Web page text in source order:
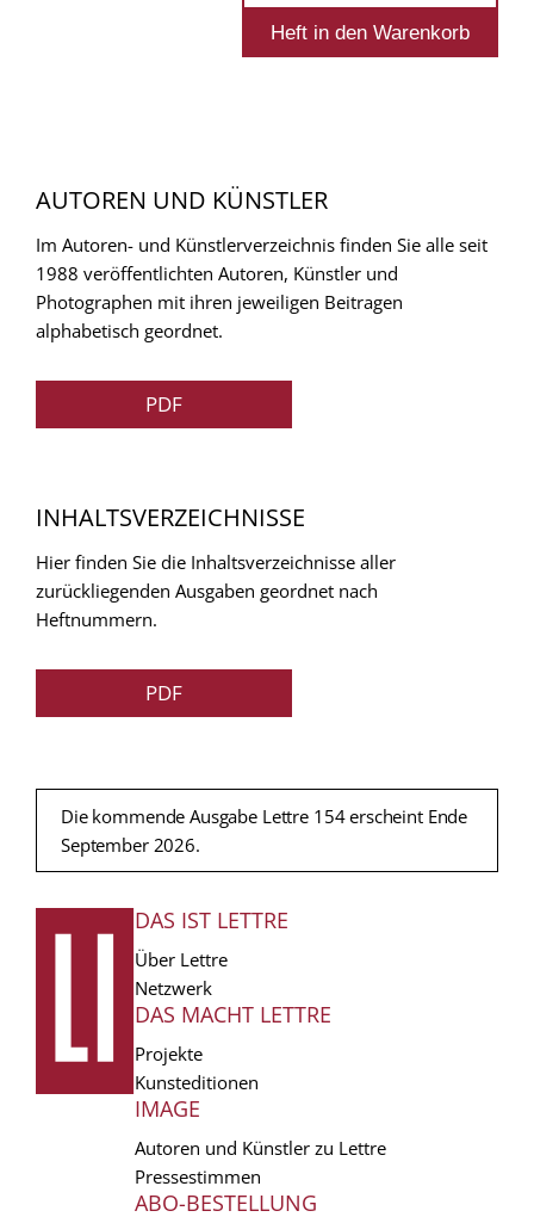
AUTOREN UND KÜNSTLER
Im Autoren- und Künstlerverzeichnis finden Sie alle seit
1988 veröffentlichten Autoren, Künstler und
Photographen mit ihren jeweiligen Beitragen
alphabetisch geordnet.
PDF
INHALTSVERZEICHNISSE
Hier finden Sie die Inhaltsverzeichnisse aller
zurückliegenden Ausgaben geordnet nach
Heftnummern.
PDF
Die kommende Ausgabe Lettre 154 erscheint Ende
September 2026.
FUSSZEILE
DAS IST LETTRE
Über Lettre
Netzwerk
DAS MACHT LETTRE
Projekte
Kunsteditionen
IMAGE
Autoren und Künstler zu Lettre
Pressestimmen
ABO-BESTELLUNG